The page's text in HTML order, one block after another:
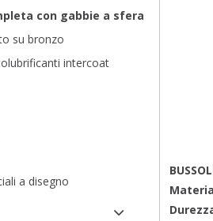
con gabbie a sfera
su bronzo
intercoat
a disegno